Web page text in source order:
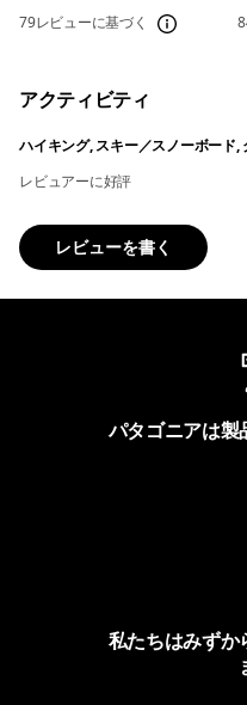
79レビューに基づく
アクティビティ
ハイキング, スキー／スノーボード,
レビュアーに好評
レビューを書く
パタゴニアは製
私たちはみずか